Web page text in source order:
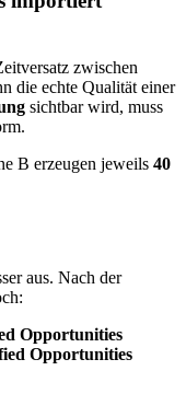
zwischen
die echte Qualität einer
sichtbar wird, muss
B erzeugen jeweils 40
aus. Nach der
Opportunities
Opportunities